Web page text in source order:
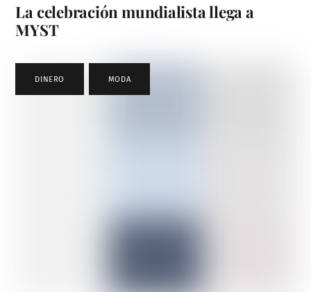
La celebración mundialista llega a
MYST
DINERO MODA